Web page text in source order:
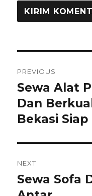
pos
PREVIOUS
Previous
post:
Sewa Alat
Dan
Bekasi Siap
NEXT
Next
post:
Sewa Sofa